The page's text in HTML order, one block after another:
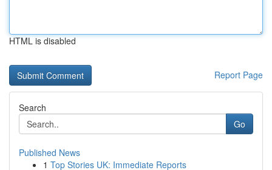
HTML is disabled
Report Page
Search
Go
Published News
1 Top Stories UK: Immediate Reports